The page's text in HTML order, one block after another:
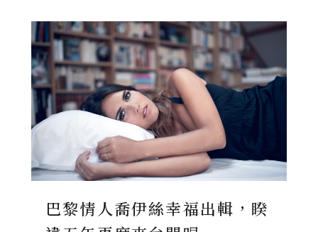
巴黎情人喬伊絲幸福出輯，睽